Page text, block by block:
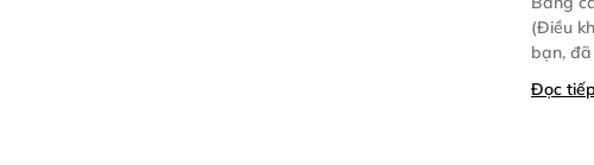
(Điều
Đọc tiếp